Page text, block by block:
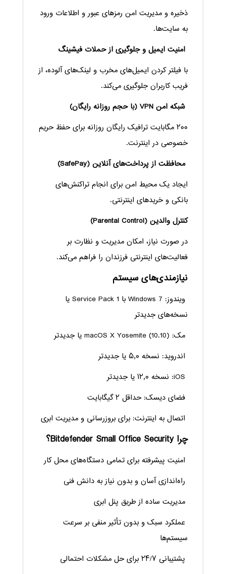
ذخیره و مدیریت امن رمزهای عبور و اطلاعات ورود
به سایت‌ها.
امنیت ایمیل و جلوگیری از حملات فیشینگ
با فیلتر کردن ایمیل‌های مخرب و لینک‌های آلوده، از
فریب کاربران جلوگیری می‌کند.
شبکه امن VPN (با حجم روزانه رایگان)
۲۰۰ مگابایت ترافیک رایگان روزانه برای حفظ حریم
خصوصی در اینترنت.
محافظت از پرداخت‌های آنلاین (SafePay)
ایجاد یک محیط امن برای انجام تراکنش‌های
بانکی و خریدهای اینترنتی.
کنترل والدین (Parental Control)
در صورت نیاز، امکان مدیریت و نظارت بر
فعالیت‌های اینترنتی فرزندان را فراهم می‌کند.
نیازمندی‌های سیستم
ویندوز: Windows 7 با Service Pack 1 یا
نسخه‌های جدیدتر
مک: macOS X Yosemite (10.10) یا جدیدتر
اندروید: نسخه ۵٫۰ یا جدیدتر
فضای دیسک: حداقل ۲ گیگابایت
اتصال به اینترنت: برای بروزرسانی و مدیریت ابری
چرا Bitdefender Small Office Security؟
امنیت پیشرفته برای تمامی دستگاه‌های محل کار
راه‌اندازی آسان و بدون نیاز به دانش فنی
مدیریت ساده از طریق پنل ابری
عملکرد سبک و بدون تأثیر منفی بر سرعت
سیستم‌ها
پشتیبانی ۲۴/۷ برای حل مشکلات احتمالی